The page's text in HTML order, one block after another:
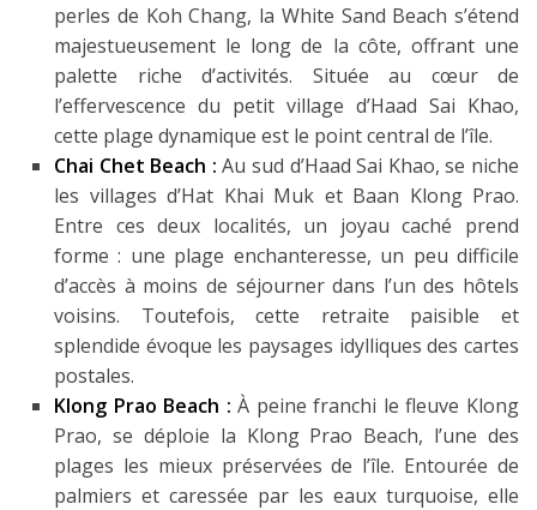
perles de Koh Chang, la White Sand Beach s’étend
majestueusement le long de la côte, offrant une
palette riche d’activités. Située au cœur de
l’effervescence du petit village d’Haad Sai Khao,
cette plage dynamique est le point central de l’île.
Chai Chet Beach : Au sud d’Haad Sai Khao, se niche
les villages d’Hat Khai Muk et Baan Klong Prao.
Entre ces deux localités, un joyau caché prend
forme : une plage enchanteresse, un peu difficile
d’accès à moins de séjourner dans l’un des hôtels
voisins. Toutefois, cette retraite paisible et
splendide évoque les paysages idylliques des cartes
postales.
Klong Prao Beach : À peine franchi le fleuve Klong
Prao, se déploie la Klong Prao Beach, l’une des
plages les mieux préservées de l’île. Entourée de
palmiers et caressée par les eaux turquoise, elle